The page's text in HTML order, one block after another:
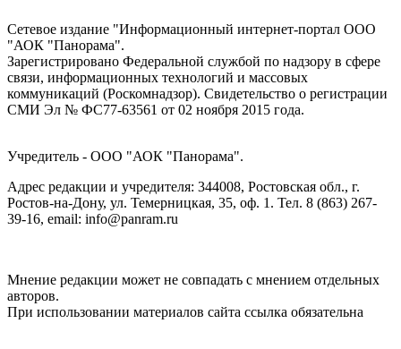
Сетевое издание "Информационный интернет-портал ООО
"АОК "Панорама".
Зарегистрировано Федеральной службой по надзору в сфере
связи, информационных технологий и массовых
коммуникаций (Роскомнадзор). Cвидетельство о регистрации
СМИ Эл № ФС77-63561 от 02 ноября 2015 года.
Учредитель - ООО "АОК "Панорама".
Адрес редакции и учредителя: 344008, Ростовская обл., г.
Ростов-на-Дону, ул. Темерницкая, 35, оф. 1. Тел. 8 (863) 267-
39-16, email: info@panram.ru
Мнение редакции может не совпадать с мнением отдельных
авторов.
При использовании материалов сайта ссылка обязательна